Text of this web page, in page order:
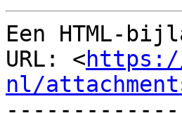
Een HTML-
URL: <
nl/